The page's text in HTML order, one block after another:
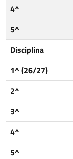
4^
5^
Disciplina
1^ (26/27)
2^
3^
4^
5^